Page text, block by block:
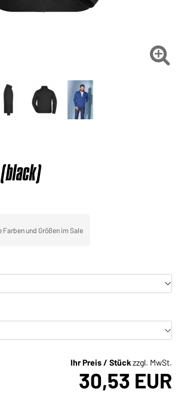
für Ihren privaten Bedarf

Farben und Größen im Sale
Ihr Preis / Stückzzgl. MwSt.
30,53 EUR